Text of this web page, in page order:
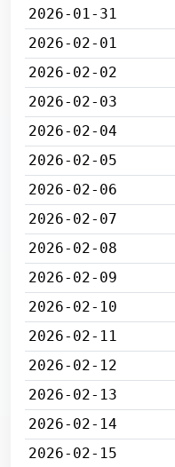
2026-01-31
2026-02-01
2026-02-02
2026-02-03
2026-02-04
2026-02-05
2026-02-06
2026-02-07
2026-02-08
2026-02-09
2026-02-10
2026-02-11
2026-02-12
2026-02-13
2026-02-14
2026-02-15